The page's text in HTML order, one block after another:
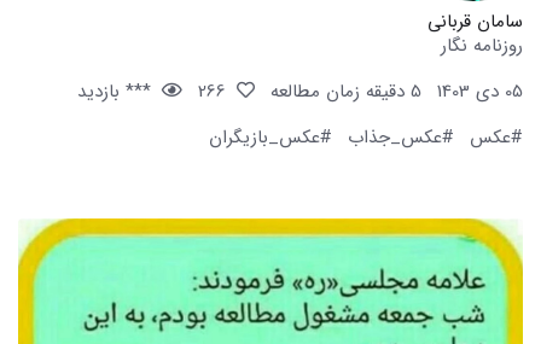
سامان قربانی
روزنامه نگار
05 دی 1403
5 دقیقه زمان مطالعه
*** بازدید
#عکس
#عکس_جذاب #عکس_بازیگران